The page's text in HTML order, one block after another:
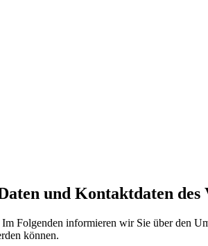
und Kontaktdaten
Folgenden informieren wir Sie über den
können.